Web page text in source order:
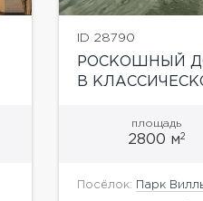
ID 28790
РОСКОШНЫЙ
В
площадь
2800 м2
Посёлок: Парк